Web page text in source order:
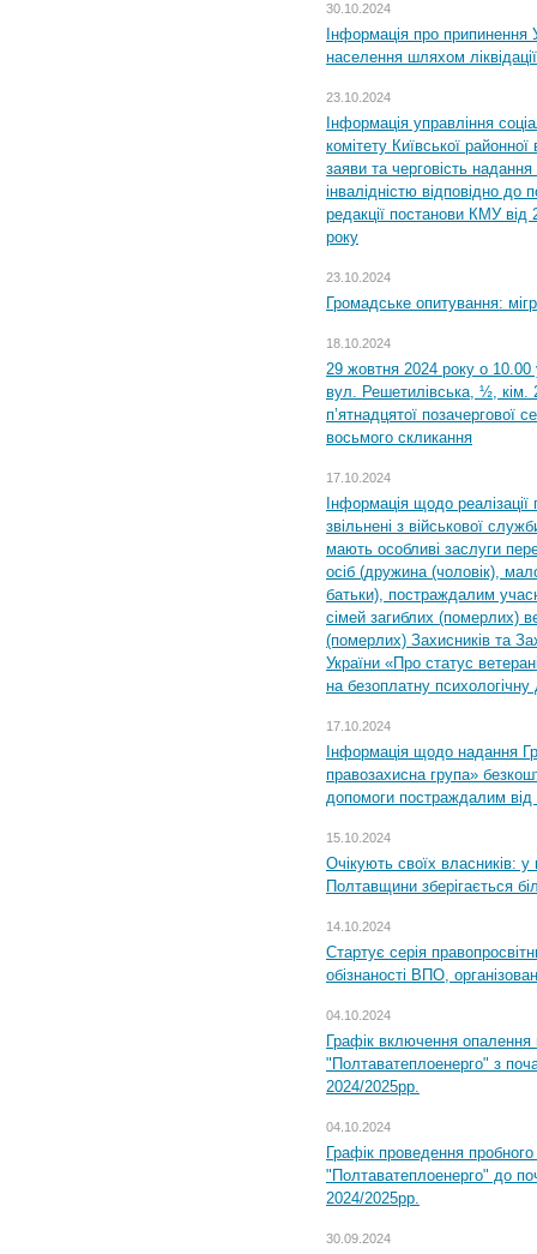
30.10.2024
Інформація про припинення
населення шляхом ліквідації
23.10.2024
Інформація управління
комітету Київської
заяви та черговість надання
інвалідністю відповідно
редакції постанови КМУ
року
23.10.2024
Громадське опитування:
18.10.2024
29 жовтня 2024 року о 10.00
вул. Решетилівська, ½, кім.
п’ятнадцятої позачергової
восьмого скликання
17.10.2024
Інформація щодо
звільнені з військової
мають особливі заслуги
осіб (дружина (чоловік),
батьки), постраждалим
сімей загиблих (померлих)
(померлих) Захисників та
України «Про статус
на безоплатну психологічну
17.10.2024
Інформація щодо надання
правозахисна група»
допомоги постраждалим від
15.10.2024
Очікують своїх власників: у
Полтавщини зберігається
14.10.2024
Стартує серія
обізнаності ВПО,
04.10.2024
Графік включення
"Полтаватеплоенерго" з
2024/2025рр.
04.10.2024
Графік проведення
"Полтаватеплоенерго" до
2024/2025рр.
30.09.2024